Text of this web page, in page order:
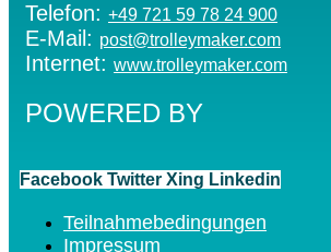
Telefon: +49 721 59 78 24 900
E-Mail: post@trolleymaker.com
Internet: www.trolleymaker.com
POWERED BY
Facebook Twitter Xing Linkedin
Teilnahmebedingungen
Impressum